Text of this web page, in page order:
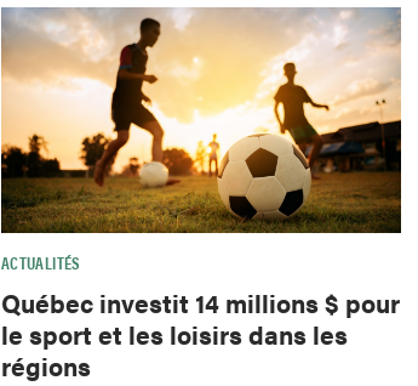
ACTUALITÉS
Québec investit 14 millions $ pour
le sport et les loisirs dans les
régions